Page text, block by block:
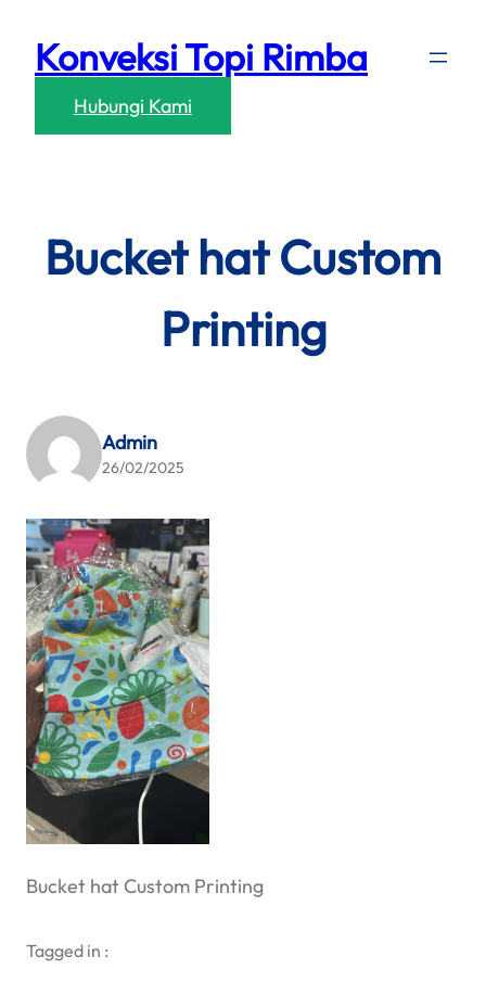
content
Konveksi Topi Rimba
Hubungi Kami
Bucket hat Custom
Printing
Admin
26/02/2025
Bucket hat Custom Printing
Tagged in :